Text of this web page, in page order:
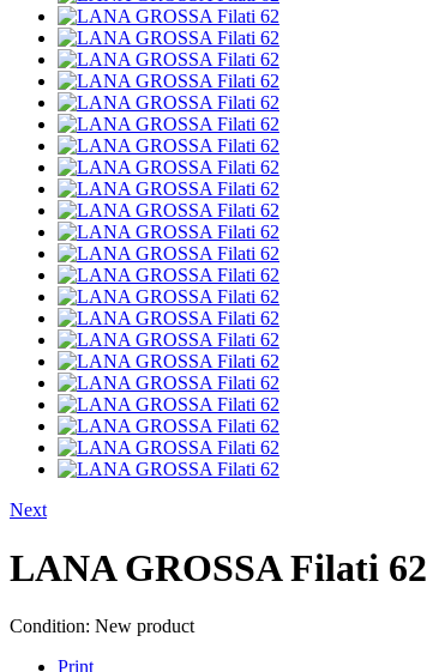
Next
LANA GROSSA Filati 62
Condition: New product
Print